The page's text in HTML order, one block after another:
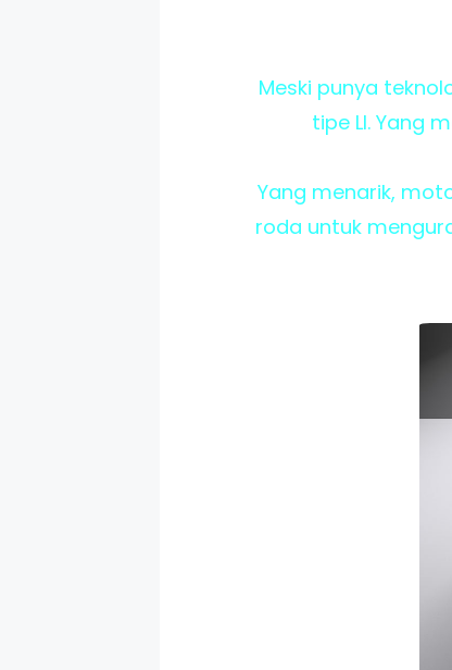
Meski punya
tipe LI. Yang
Yang menarik,
roda untuk